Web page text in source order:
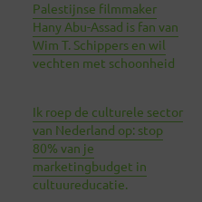
Palestijnse filmmaker
Hany Abu-Assad is fan van
Wim T. Schippers en wil
vechten met schoonheid
Ik​ roep​ de culturele​ sector​
van​ ​Nederland​ ​op:​​ stop​​
80%​​ van​ je​
marketingbudget​ in
cultuureducatie.​ ​